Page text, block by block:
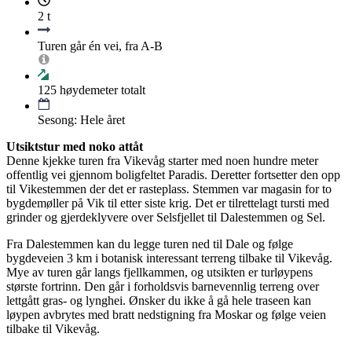
2 t
Turen går én vei, fra A-B
125 høydemeter totalt
Sesong: Hele året
Utsiktstur med noko attåt
Denne kjekke turen fra Vikevåg starter med noen hundre meter
offentlig vei gjennom boligfeltet Paradis. Deretter fortsetter den opp
til Vikestemmen der det er rasteplass. Stemmen var magasin for to
bygdemøller på Vik til etter siste krig. Det er tilrettelagt tursti med
grinder og gjerdeklyvere over Selsfjellet til Dalestemmen og Sel.
Fra Dalestemmen kan du legge turen ned til Dale og følge
bygdeveien 3 km i botanisk interessant terreng tilbake til Vikevåg.
Mye av turen går langs fjellkammen, og utsikten er turløypens
største fortrinn. Den går i forholdsvis barnevennlig terreng over
lettgått gras- og lynghei. Ønsker du ikke å gå hele traseen kan
løypen avbrytes med bratt nedstigning fra Moskar og følge veien
tilbake til Vikevåg.